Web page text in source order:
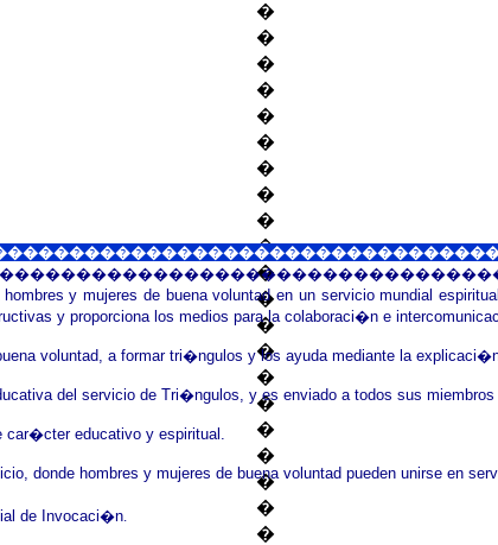
y mujeres de buena voluntad en un servicio mundial
y proporciona los medios para la colaboraci�n e
voluntad, a formar tri�ngulos y los ayuda mediante la
del servicio de Tri�ngulos, y es enviado a todos sus
car�cter educativo y espiritual.
donde hombres y mujeres de buena voluntad pueden unirse en
de Invocaci�n.
�
�
�
�
�
�
�
�
�
�
�
�
�
�
�
�
�
�
�
�
�